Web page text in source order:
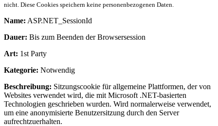
nicht. Diese Cookies speichern keine personenbezogenen Daten.
Name: ASP.NET_SessionId
Dauer: Bis zum Beenden der Browsersession
Art: 1st Party
Kategorie: Notwendig
Beschreibung: Sitzungscookie für allgemeine Plattformen, der von
Websites verwendet wird, die mit Microsoft .NET-basierten
Technologien geschrieben wurden. Wird normalerweise verwendet,
um eine anonymisierte Benutzersitzung durch den Server
aufrechtzuerhalten.